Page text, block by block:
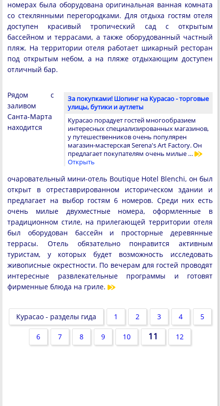
номерах была оборудована оригинальная ванная комната
со стеклянными перегородками. Для отдыха гостям отеля
доступен красивый тропический сад с открытым
бассейном и террасами, а также оборудованный частный
пляж. На территории отеля работает шикарный ресторан
под открытым небом, а на пляже отдыхающим доступен
отличный бар.
За покупками! Шопинг на Курасао - торговые
улицы, бутики и аутлеты
Курасао порадует гостей многообразием
интересных специализированных магазинов,
у путешественников очень популярен
магазин-мастерская Serena's Art Factory. Он
предлагает покупателям очень милые …
Открыть
Рядом с
заливом
Санта-Марта
находится
очаровательный мини-отель Boutique Hotel Blenchi, он был
открыт в отреставрированном историческом здании и
предлагает на выбор гостям 6 номеров. Среди них есть
очень милые двухместные номера, оформленные в
традиционном стиле, на прилегающей территории отеля
был оборудован бассейн и просторные деревянные
террасы. Отель обязательно понравится активным
туристам, у которых будет возможность исследовать
живописные окрестности. По вечерам для гостей проводят
интересные развлекательные программы и готовят
фирменные блюда на гриле.
Курасао - разделы гида 1 2 3 4 5
6 7 8 9 10 11 12